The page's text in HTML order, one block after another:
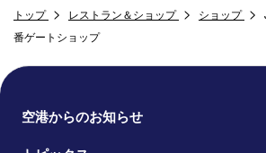
トップ レストラン＆ショップ ショップ
番ゲートショップ
空港からのお知らせ